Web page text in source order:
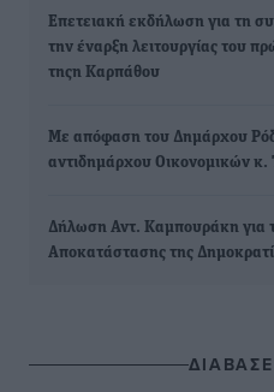
Επετειακή εκδήλωση για τη
την έναρξη λειτουργίας του
τηςη Καρπάθου
Με απόφαση του Δημάρχου
αντιδημάρχου Οικονομικών
Δήλωση Αντ. Καμπουράκη για
Αποκατάστασης της